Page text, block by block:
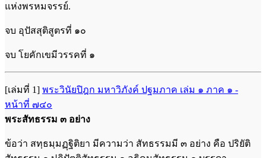
แห่งพรหมจรรย์.
จบ อุปัสสุติสูตรที่ ๑๐
จบ โยคักเขมีวรรคที่ ๑
[เล่มที่ 1] พระวินัยปิฎก มหาวิภังค์ ปฐมภาค เล่ม ๑ ภาค ๑ -
หน้าที่ ๗๔๐
พระสัทธรรม ๓ อย่าง
ข้อว่า สทฺธมฺมฏฺฐิติยา มีความว่า สัทธรรมมี ๓ อย่าง คือ ปริยัติ